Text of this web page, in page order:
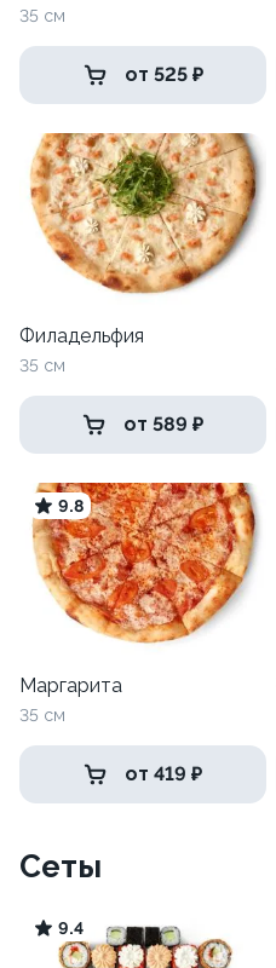
35 см
от 525 ₽
Филадельфия
35 см
от 589 ₽
9.8
Маргарита
35 см
от 419 ₽
Сеты
9.4